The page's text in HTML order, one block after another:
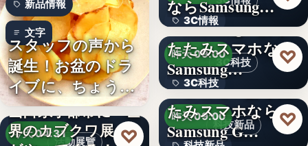
新品情報
文字
スタッフの声から
誕生！お盆のドラ
イブに、ちょうど
いい。「…
活動展覽
今天 04:31
山口県宇部市に『世
界のカブクワ展』♡
3C情報
文字
ならSamsung…
3C科技
昨天 09:00
3C科技
文字
＜Samsung＞折り
たたみスマホなら
Samsung…
♡
科技新品
昨天 09:00
＜ドコモ＞折りた
たみスマホなら
Samsung G…
♡